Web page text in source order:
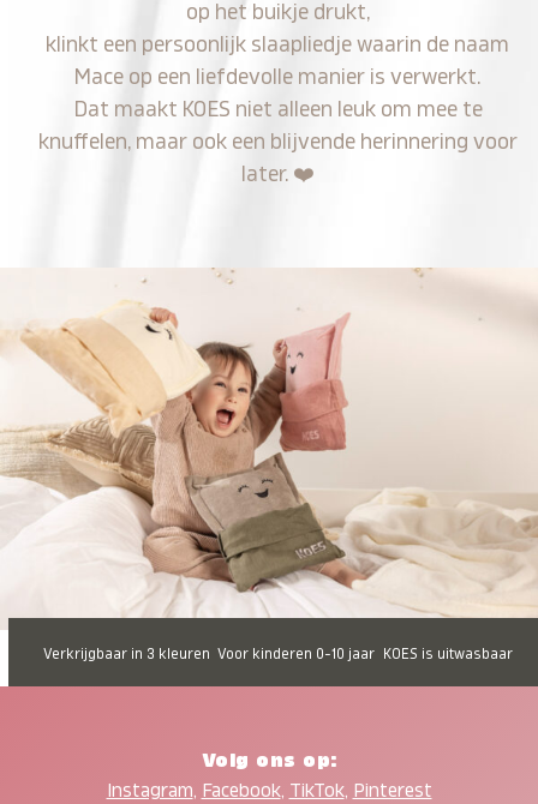
op het buikje drukt,
klinkt een persoonlijk slaapliedje waarin de naam
Mace op een liefdevolle manier is verwerkt.
Dat maakt KOES niet alleen leuk om mee te
knuffelen, maar ook een blijvende herinnering voor
later. ❤️
Verkrijgbaar in 3 kleuren Voor kinderen 0-10 jaar KOES is uitwasbaar
Volg ons op:
Instagram, Facebook, TikTok, Pinterest